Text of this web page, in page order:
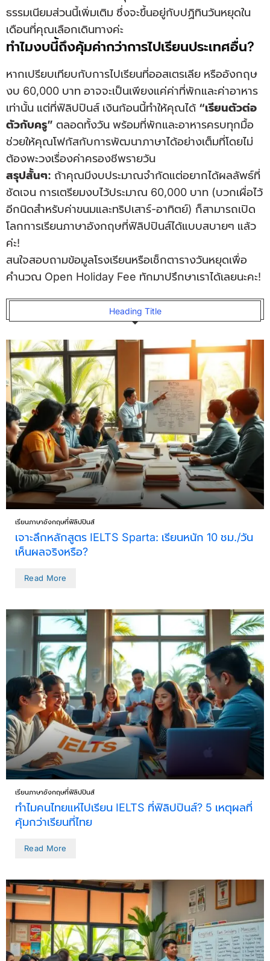
ธรรมเนียมส่วนนี้เพิ่มเติม ซึ่งจะขึ้นอยู่กับปฏิทินวันหยุดใน
เดือนที่คุณเลือกเดินทางค่ะ
ทำไมงบนี้ถึงคุ้มค่ากว่าการไปเรียนประเทศอื่น?
หากเปรียบเทียบกับการไปเรียนที่ออสเตรเลีย หรืออังกฤษ
งบ 60,000 บาท อาจจะเป็นเพียงแค่ค่าที่พักและค่าอาหาร
เท่านั้น แต่ที่ฟิลิปปินส์ เงินก้อนนี้ทำให้คุณได้ “เรียนตัวต่อ
ตัวกับครู” ตลอดทั้งวัน พร้อมที่พักและอาหารครบทุกมื้อ
ช่วยให้คุณโฟกัสกับการพัฒนาภาษาได้อย่างเต็มที่โดยไม่
ต้องพะวงเรื่องค่าครองชีพรายวัน
สรุปสั้นๆ: ถ้าคุณมีงบประมาณจำกัดแต่อยากได้ผลลัพธ์ที่
ชัดเจน การเตรียมงบไว้ประมาณ 60,000 บาท (บวกเผื่อไว้
อีกนิดสำหรับค่าขนมและทริปเสาร์-อาทิตย์) ก็สามารถเปิด
โลกการเรียนภาษาอังกฤษที่ฟิลิปปินส์ได้แบบสบายๆ แล้ว
ค่ะ!
สนใจสอบถามข้อมูลโรงเรียนหรือเช็กตารางวันหยุดเพื่อ
คำนวณ Open Holiday Fee ทักมาปรึกษาเราได้เลยนะคะ!
Heading Title
เรียนภาษาอังกฤษที่ฟิลิปปินส์
เจาะลึกหลักสูตร IELTS Sparta: เรียนหนัก 10 ชม./วัน
เห็นผลจริงหรือ?
Read More
เรียนภาษาอังกฤษที่ฟิลิปปินส์
ทำไมคนไทยแห่ไปเรียน IELTS ที่ฟิลิปปินส์? 5 เหตุผลที่
คุ้มกว่าเรียนที่ไทย
Read More